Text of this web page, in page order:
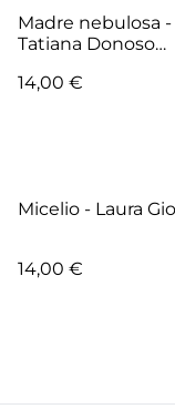
Madre nebulosa -
Tatiana Donoso
14,00 €
Micelio - Laura
14,00 €